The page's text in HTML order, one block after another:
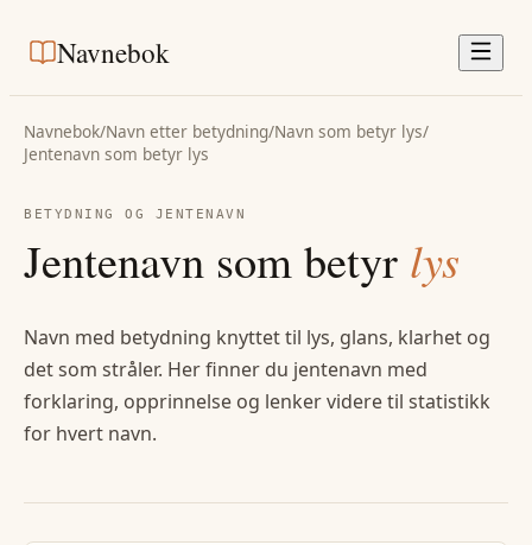
Navnebok
Navnebok/Navn etter betydning/Navn som betyr lys/
Jentenavn som betyr lys
BETYDNING OG JENTENAVN
Jentenavn som betyr lys
Navn med betydning knyttet til lys, glans, klarhet og
det som stråler. Her finner du jentenavn med
forklaring, opprinnelse og lenker videre til statistikk
for hvert navn.